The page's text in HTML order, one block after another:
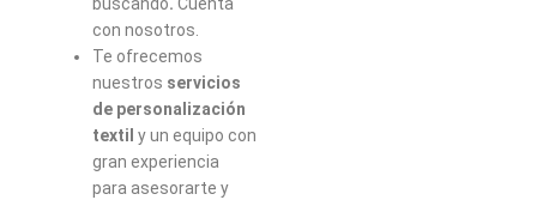
buscando. Cuenta
con nosotros.
Te ofrecemos
nuestros servicios
de personalización
textil y un equipo con
gran experiencia
para asesorarte y